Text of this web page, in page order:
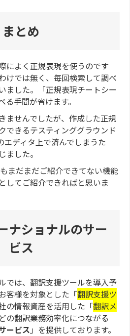
まとめ
によく正規表現を使うのです
けでは無く、毎回検索して調べ
ました。「正規表現チートシー
る手間が省けます。
ませんでしたが、作成した正規
できるテスティンググラウンド
ディタ上で済んでしまうた
ました。
まだまだご紹介できてない機能
してご紹介できればと思いま
ナショナルのサー
ビス
では、翻訳支援ツールを導入予
客様を対象とした「翻訳支援ツ
の情報資産を活用した「翻訳メ
の翻訳業務効率化につながる
ービス 」を提供しております。